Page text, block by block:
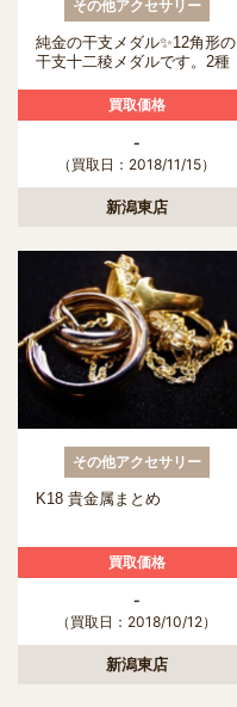
その他アクセサリー
純金の干支メダル✨12角形の
干支十二稜メダルです。2種
買取価格
-
（買取日：2018/11/15）
新潟東店
その他アクセサリー
K18 貴金属まとめ
買取価格
-
（買取日：2018/10/12）
新潟東店